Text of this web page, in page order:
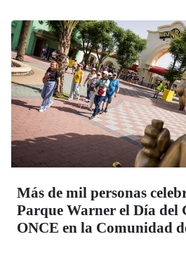
Más de mil personas
Parque Warner el Día del
ONCE en la Comunidad